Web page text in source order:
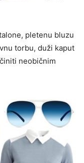
pletenu bluzu
torbu, duži kaput
neobičnim